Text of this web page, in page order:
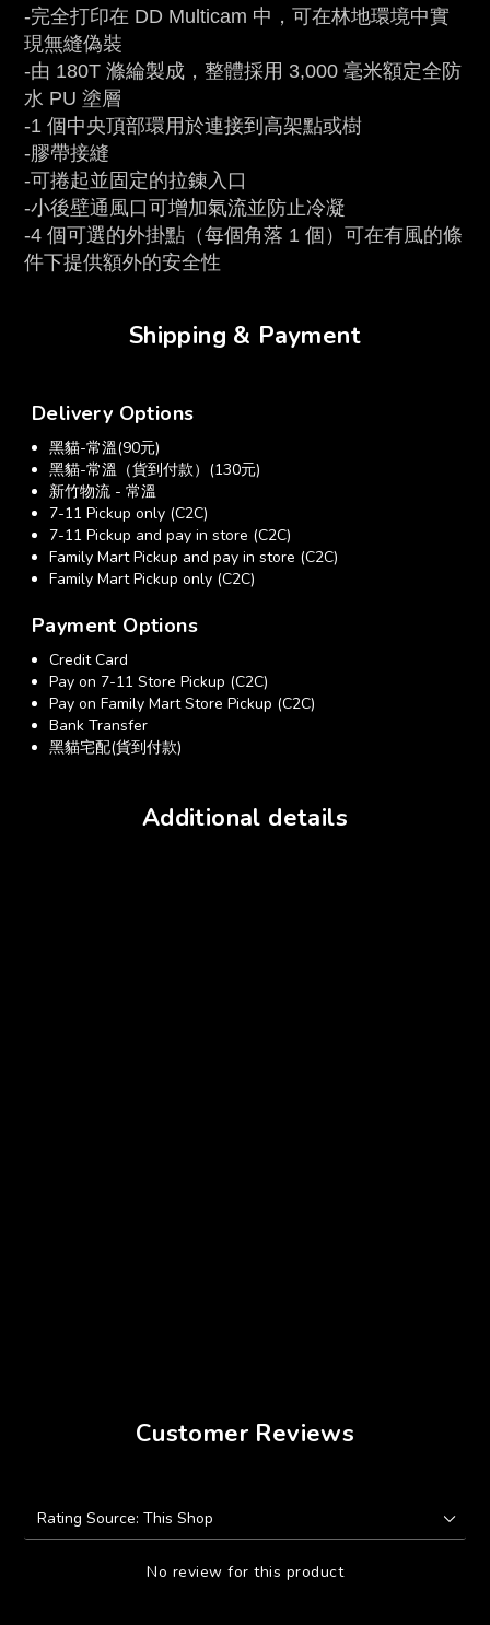
-完全打印在 DD Multicam 中，可在林地環境中實
現無縫偽裝
-由 180T 滌綸製成，整體採用 3,000 毫米額定全防
水 PU 塗層
-1 個中央頂部環用於連接到高架點或樹
-膠帶接縫
-可捲起並固定的拉鍊入口
-小後壁通風口可增加氣流並防止冷凝
-4 個可選的外掛點（每個角落 1 個）可在有風的條
件下提供額外的安全性
Shipping & Payment
Delivery Options
黑貓-常溫(90元)
黑貓-常溫（貨到付款）(130元)
新竹物流 - 常溫
7-11 Pickup only (C2C)
7-11 Pickup and pay in store (C2C)
Family Mart Pickup and pay in store (C2C)
Family Mart Pickup only (C2C)
Payment Options
Credit Card
Pay on 7-11 Store Pickup (C2C)
Pay on Family Mart Store Pickup (C2C)
Bank Transfer
黑貓宅配(貨到付款)
Additional details
Customer Reviews
No review for this product